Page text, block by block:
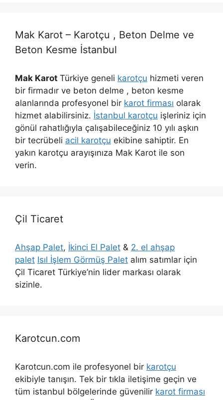
Mak Karot – Karotçu , Beton Delme ve
Beton Kesme İstanbul
Mak Karot Türkiye geneli karotçu hizmeti veren
bir firmadır ve beton delme , beton kesme
alanlarında profesyonel bir karot firması olarak
hizmet alabilirsiniz. İstanbul karotçu işleriniz için
gönül rahatlığıyla çalışabileceğiniz 10 yılı aşkın
bir tecrübeli acil karotçu ekibine sahiptir. En
yakın karotçu arayışınıza Mak Karot ile son
verin.
Çil Ticaret
Ahşap Palet, İkinci El Palet & 2. el ahşap
palet Isıl İşlem Görmüş Palet alım satımlar için
Çil Ticaret Türkiye’nin lider markası olarak
sizinle.
Karotcun.com
Karotcun.com ile profesyonel bir karotçu
ekibiyle tanışın. Tek bir tıkla iletişime geçin ve
tüm istanbul bölgelerinde güvenilir karot firması